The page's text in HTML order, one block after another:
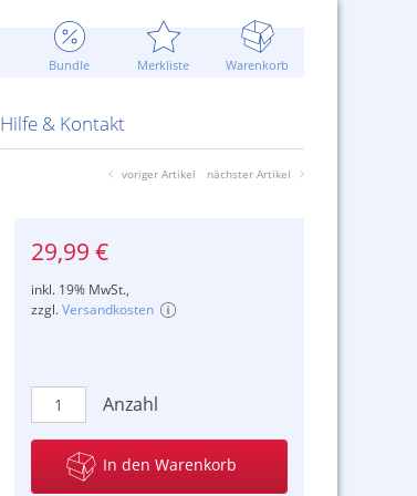
Bundle Merkliste Warenkorb
Blitzschnell...
Sommerpreise u.v.m.
Hilfe & Kontakt
Kontaktformular
AGB
voriger Artikel nächster Artikel
29,99 €
inkl. 19% MwSt.,
zzgl.Versandkosten
Anzahl
In den Warenkorb